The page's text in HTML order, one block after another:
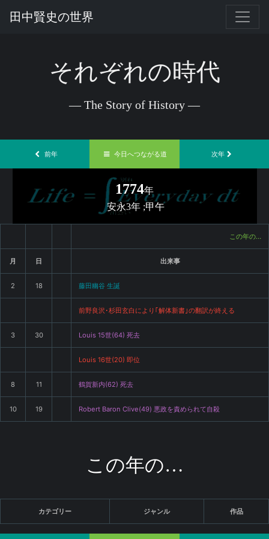
田中賢史の世界
それぞれの時代
— The Story of History —
前年 今日へつながる道 次年
1774年
安永3年 ;甲午
この年の…
月 日 出来事
2 18 藤田幽谷 生誕
前野良沢･杉田玄白により｢解体新書｣の翻訳が終える
3 30 Louis 15世(64) 死去
Louis 16世(20) 即位
8 11 鶴賀新内(62) 死去
10 19 Robert Baron Clive(49) 悪政を責められて自殺
この年の…
カテゴリー ジャンル 作品